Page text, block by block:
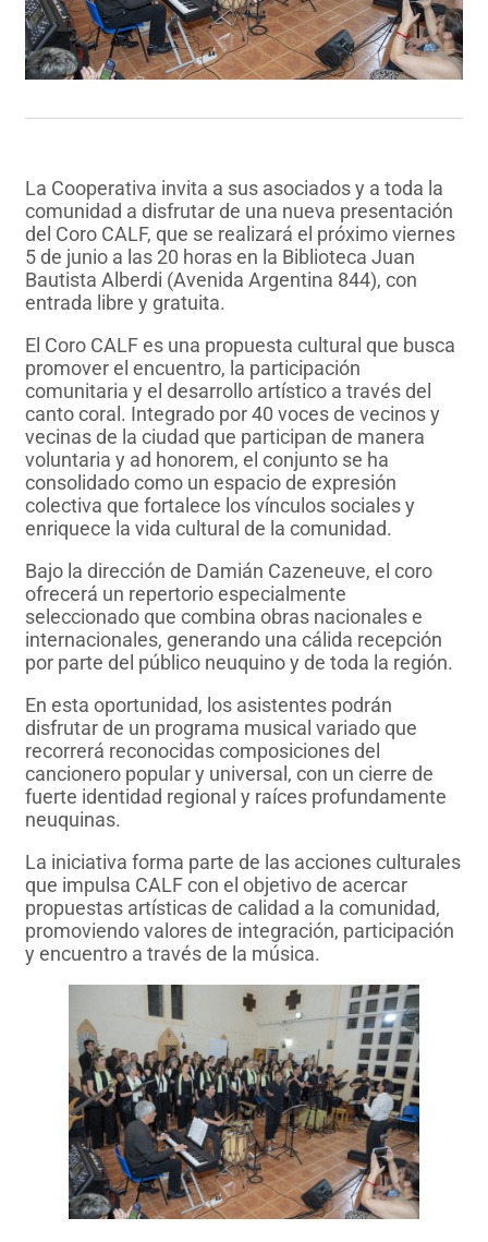
La Cooperativa invita a sus asociados y a toda la
comunidad a disfrutar de una nueva presentación
del Coro CALF, que se realizará el próximo viernes
5 de junio a las 20 horas en la Biblioteca Juan
Bautista Alberdi (Avenida Argentina 844), con
entrada libre y gratuita.
El Coro CALF es una propuesta cultural que busca
promover el encuentro, la participación
comunitaria y el desarrollo artístico a través del
canto coral. Integrado por 40 voces de vecinos y
vecinas de la ciudad que participan de manera
voluntaria y ad honorem, el conjunto se ha
consolidado como un espacio de expresión
colectiva que fortalece los vínculos sociales y
enriquece la vida cultural de la comunidad.
Bajo la dirección de Damián Cazeneuve, el coro
ofrecerá un repertorio especialmente
seleccionado que combina obras nacionales e
internacionales, generando una cálida recepción
por parte del público neuquino y de toda la región.
En esta oportunidad, los asistentes podrán
disfrutar de un programa musical variado que
recorrerá reconocidas composiciones del
cancionero popular y universal, con un cierre de
fuerte identidad regional y raíces profundamente
neuquinas.
La iniciativa forma parte de las acciones culturales
que impulsa CALF con el objetivo de acercar
propuestas artísticas de calidad a la comunidad,
promoviendo valores de integración, participación
y encuentro a través de la música.